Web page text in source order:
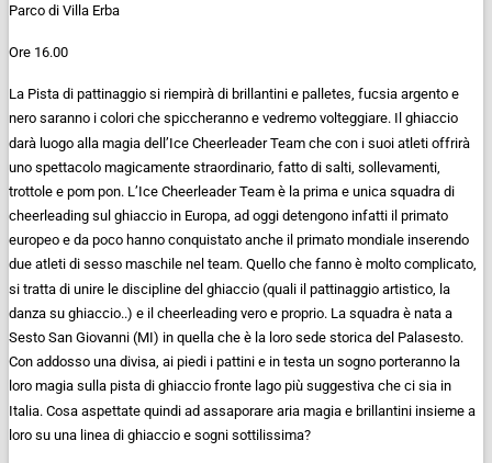
Parco di Villa Erba
Ore 16.00
La Pista di pattinaggio si riempirà di brillantini e palletes, fucsia argento e
nero saranno i colori che spiccheranno e vedremo volteggiare. Il ghiaccio
darà luogo alla magia dell’Ice Cheerleader Team che con i suoi atleti offrirà
uno spettacolo magicamente straordinario, fatto di salti, sollevamenti,
trottole e pom pon. L’Ice Cheerleader Team è la prima e unica squadra di
cheerleading sul ghiaccio in Europa, ad oggi detengono infatti il primato
europeo e da poco hanno conquistato anche il primato mondiale inserendo
due atleti di sesso maschile nel team. Quello che fanno è molto complicato,
si tratta di unire le discipline del ghiaccio (quali il pattinaggio artistico, la
danza su ghiaccio..) e il cheerleading vero e proprio. La squadra è nata a
Sesto San Giovanni (MI) in quella che è la loro sede storica del Palasesto.
Con addosso una divisa, ai piedi i pattini e in testa un sogno porteranno la
loro magia sulla pista di ghiaccio fronte lago più suggestiva che ci sia in
Italia. Cosa aspettate quindi ad assaporare aria magia e brillantini insieme a
loro su una linea di ghiaccio e sogni sottilissima?